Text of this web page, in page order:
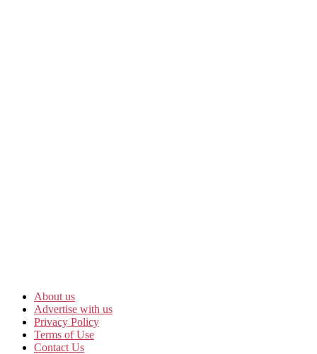
About us
Advertise with us
Privacy Policy
Terms of Use
Contact Us